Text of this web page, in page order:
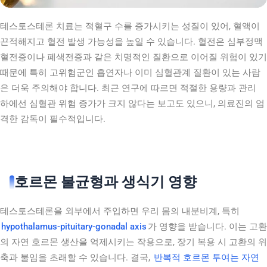
테스토스테론 치료는 적혈구 수를 증가시키는 성질이 있어, 혈액이
끈적해지고 혈전 발생 가능성을 높일 수 있습니다. 혈전은 심부정맥
혈전증이나 폐색전증과 같은 치명적인 질환으로 이어질 위험이 있기
때문에 특히 고위험군인 흡연자나 이미 심혈관계 질환이 있는 사람
은 더욱 주의해야 합니다. 최근 연구에 따르면 적절한 용량과 관리
하에선 심혈관 위험 증가가 크지 않다는 보고도 있으니, 의료진의 엄
격한 감독이 필수적입니다.
호르몬 불균형과 생식기 영향
테스토스테론을 외부에서 주입하면 우리 몸의 내분비계, 특히
hypothalamus-pituitary-gonadal axis 가 영향을 받습니다. 이는 고환
의 자연 호르몬 생산을 억제시키는 작용으로, 장기 복용 시 고환의 위
축과 불임을 초래할 수 있습니다. 결국, 반복적 호르몬 투여는 자연